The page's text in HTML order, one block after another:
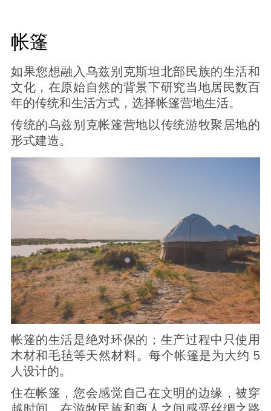
帐篷
如果您想融入乌兹别克斯坦北部民族的生活和
文化，在原始自然的背景下研究当地居民数百
年的传统和生活方式，选择帐篷营地生活。
传统的乌兹别克帐篷营地以传统游牧聚居地的
形式建造。
帐篷的生活是绝对环保的；生产过程中只使用
木材和毛毡等天然材料。每个帐篷是为大约 5
人设计的。
住在帐篷，您会感觉自己在文明的边缘，被穿